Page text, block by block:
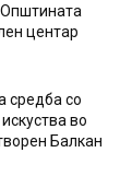
центар
средба со
во
Балкан